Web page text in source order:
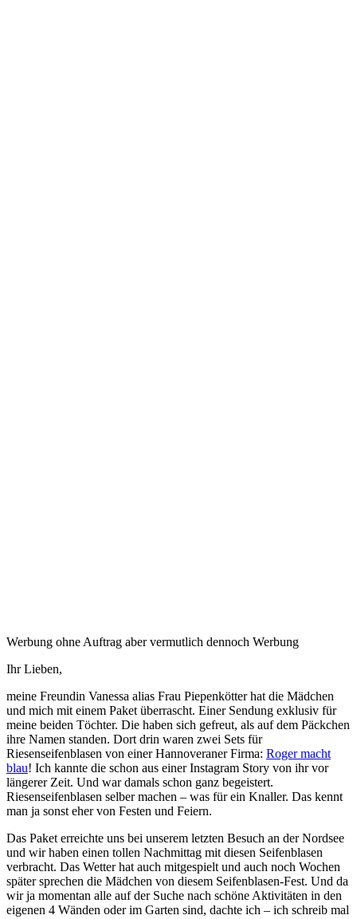
Werbung ohne Auftrag aber vermutlich dennoch Werbung
Ihr Lieben,
meine Freundin Vanessa alias Frau Piepenkötter hat die Mädchen
und mich mit einem Paket überrascht. Einer Sendung exklusiv für
meine beiden Töchter. Die haben sich gefreut, als auf dem Päckchen
ihre Namen standen. Dort drin waren zwei Sets für
Riesenseifenblasen von einer Hannoveraner Firma: Roger macht
blau! Ich kannte die schon aus einer Instagram Story von ihr vor
längerer Zeit. Und war damals schon ganz begeistert.
Riesenseifenblasen selber machen – was für ein Knaller. Das kennt
man ja sonst eher von Festen und Feiern.
Das Paket erreichte uns bei unserem letzten Besuch an der Nordsee
und wir haben einen tollen Nachmittag mit diesen Seifenblasen
verbracht. Das Wetter hat auch mitgespielt und auch noch Wochen
später sprechen die Mädchen von diesem Seifenblasen-Fest. Und da
wir ja momentan alle auf der Suche nach schöne Aktivitäten in den
eigenen 4 Wänden oder im Garten sind, dachte ich – ich schreib mal